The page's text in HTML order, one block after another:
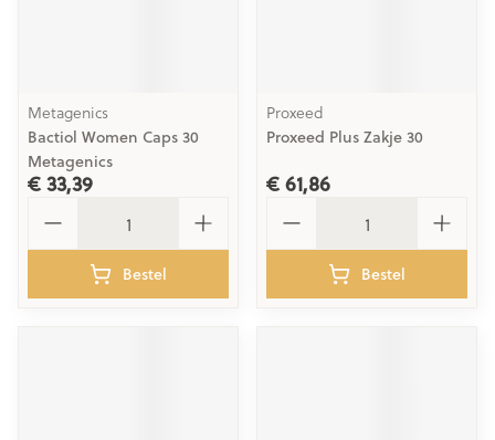
Metagenics
Bactiol Women Caps 30
Metagenics
€ 33,39
Bestel
Proxeed
Proxeed Plus Zakje 30
€ 61,86
Bestel